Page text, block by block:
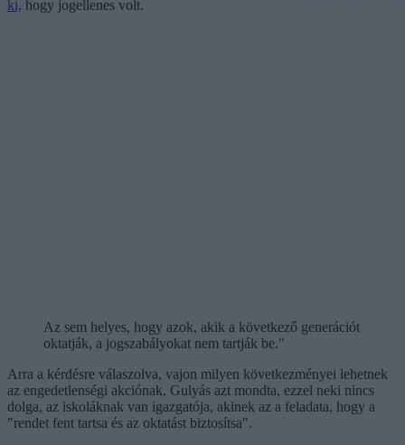
ki, hogy jogellenes volt.
Az sem helyes, hogy azok, akik a következő generációt
oktatják, a jogszabályokat nem tartják be."
Arra a kérdésre válaszolva, vajon milyen következményei lehetnek
az engedetlenségi akciónak, Gulyás azt mondta, ezzel neki nincs
dolga, az iskoláknak van igazgatója, akinek az a feladata, hogy a
"rendet fent tartsa és az oktatást biztosítsa".